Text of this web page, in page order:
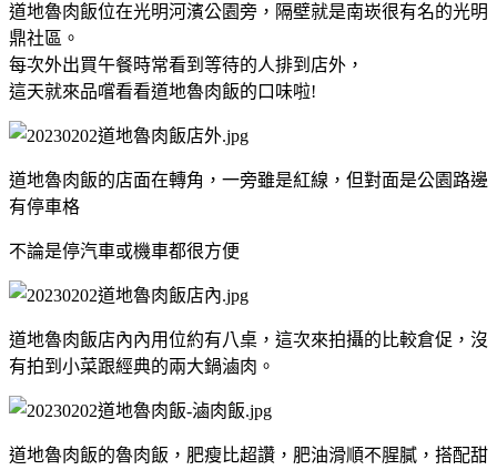
道地魯肉飯位在光明河濱公園旁，隔壁就是南崁很有名的光明
鼎社區。
每次外出買午餐時常看到等待的人排到店外，
這天就來品嚐看看道地魯肉飯的口味啦!
道地魯肉飯的店面在轉角，一旁雖是紅線，但對面是公園路邊
有停車格
不論是停汽車或機車都很方便
道地魯肉飯店內內用位約有八桌，這次來拍攝的比較倉促，沒
有拍到小菜跟經典的兩大鍋滷肉。
道地魯肉飯的魯肉飯，肥瘦比超讚，肥油滑順不腥膩，搭配甜